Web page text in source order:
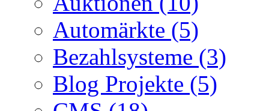
Automärkte (5)
Bezahlsysteme (3)
Blog Projekte (5)